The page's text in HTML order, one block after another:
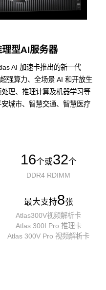
型AI服务器
AI 加速卡推出的新一代
强算力、全场景 AI 和开放生
理、推理计算及机器学习等
城市、智慧交通、智慧医疗
16个或32个
DDR4 RDIMM
最大支持8张
Atlas300V视频解析卡
Atlas 300I Pro 推理卡
Atlas 300V Pro 视频解析卡